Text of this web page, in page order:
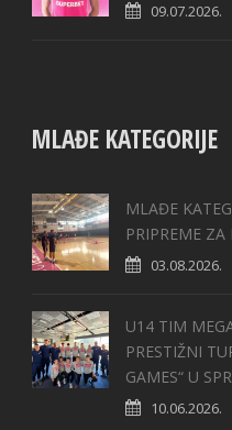
09.07.2026.
MLAĐE KATEGORIJE
MLAĐE
PRIPREME
03.08.2026.
U14 TIM
PRESTIŽNI
GAMES“ U
10.06.2026.